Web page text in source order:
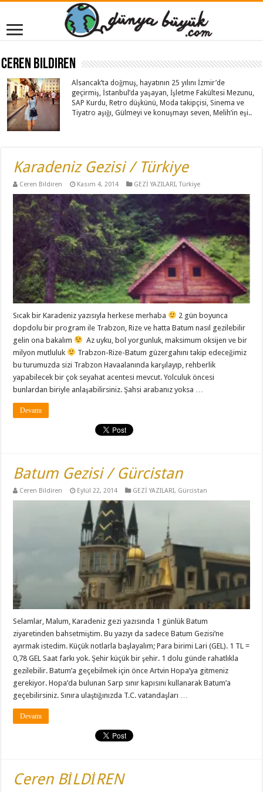
Ceren Bildiren
Alsancak’ta doğmuş, hayatının 25 yılını İzmir’de
geçirmiş, İstanbul’da yaşayan, İşletme Fakültesi Mezunu,
SAP Kurdu, Retro düşkünü, Moda takipçisi, Sinema ve
Tiyatro aşığı, Gülmeyi ve konuşmayı seven, Melih’in eşi..
Karadeniz Gezisi / Türkiye
Ceren Bildiren Kasım 4, 2014 GEZİ YAZILARI,Türkiye
Sıcak bir Karadeniz yazısıyla herkese merhaba
2 gün boyunca
dopdolu bir program ile Trabzon, Rize ve hatta Batum nasıl gezilebilir
gelin ona bakalım
Az uyku, bol yorgunluk, maksimum oksijen ve bir
milyon mutluluk
Trabzon-Rize-Batum güzergahını takip edeceğimiz
bu turumuzda sizi Trabzon Havaalanında karşılayıp, rehberlik
yapabilecek bir çok seyahat acentesi mevcut. Yolculuk öncesi
bunlardan biriyle anlaşabilirsiniz. Şahsi arabanız yoksa …
Devamı
Batum Gezisi / Gürcistan
Ceren Bildiren Eylül 22, 2014 GEZİ YAZILARI, Gürcistan
Selamlar, Malum, Karadeniz gezi yazısında 1 günlük Batum
ziyaretinden bahsetmiştim. Bu yazıyı da sadece Batum Gezisi’ne
ayırmak istedim. Küçük notlarla başlayalım; Para birimi Lari (GEL). 1 TL =
0,78 GEL Saat farkı yok. Şehir küçük bir şehir. 1 dolu günde rahatlıkla
gezilebilir. Batum’a geçebilmek için önce Artvin Hopa’ya gitmeniz
gerekiyor. Hopa’da bulunan Sarp sınır kapısını kullanarak Batum’a
geçebilirsiniz. Sınıra ulaştığınızda T.C. vatandaşları …
Devamı
Ceren BİLDİREN